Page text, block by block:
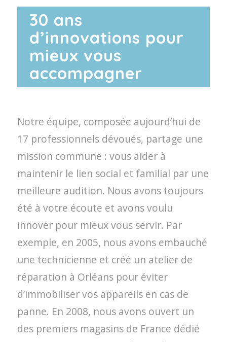
30 ans
d’innovations pour
mieux vous
accompagner
Notre équipe, composée aujourd’hui de
17 professionnels dévoués, partage une
mission commune : vous aider à
maintenir le lien social et familial par une
meilleure audition. Nous avons toujours
été à votre écoute et avons voulu
innover pour mieux vous servir. Par
exemple, en 2005, nous avons embauché
une technicienne et créé un atelier de
réparation à Orléans pour éviter
d’immobiliser vos appareils en cas de
panne. En 2008, nous avons ouvert un
des premiers magasins de France dédié